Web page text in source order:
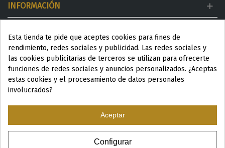
INFORMACIÓN
DESTACADOS
ESP|ENG
Esta tienda te pide que aceptes cookies para fines de
rendimiento, redes sociales y publicidad. Las redes sociales y
las cookies publicitarias de terceros se utilizan para ofrecerte
funciones de redes sociales y anuncios personalizados. ¿Aceptas
estas cookies y el procesamiento de datos personales
involucrados?
Aceptar
Configurar